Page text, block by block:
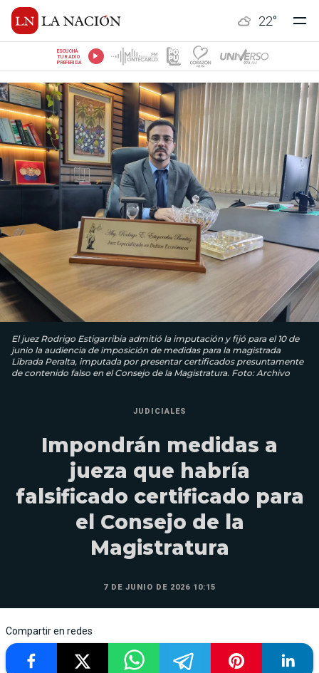
22°
ESCUCHÁ
TU RADIO
PREFERIDA
El juez Rodrigo Estigarribia admitió la imputación y fijó para el 10 de
junio la audiencia de imposición de medidas para la magistrada
Librada Peralta, imputada por presentar certificados presuntamente
de contenido falso en el Consejo de la Magistratura. Foto: Archivo
JUDICIALES
Impondrán medidas a
jueza que habría
falsificado certificado para
el Consejo de la
Magistratura
7 DE JUNIO DE 2026 10:15
Compartir en redes